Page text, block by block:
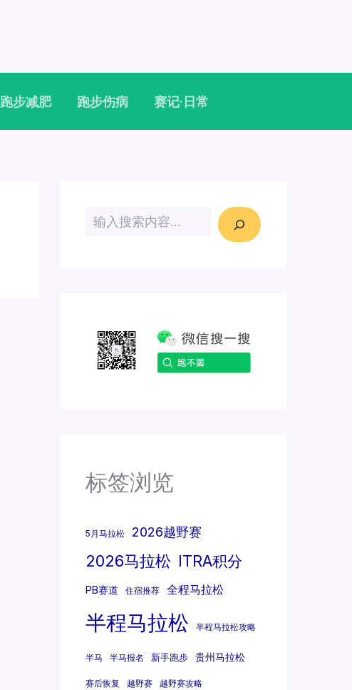
跑步减肥 跑步伤病 赛记·日常
搜索
标签浏览
5月马拉松 2026越野赛
2026马拉松 ITRA积分
PB赛道 住宿推荐 全程马拉松
半程马拉松 半程马拉松攻略
半马 半马报名 新手跑步 贵州马拉松
赛后恢复 越野赛 越野赛攻略